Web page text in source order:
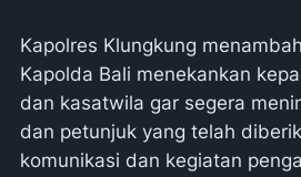
Kapolres Klungkung
Kapolda Bali menekankan
dan kasatwila gar segera
dan petunjuk yang telah
komunikasi dan kegiatan